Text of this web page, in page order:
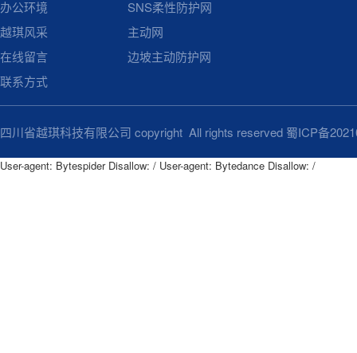
办公环境
越琪风采
在线留言
联系方式
SNS柔性防护网
主动网
边坡主动防护网
四川省越琪科技有限公司 copyright All rights reserved 蜀ICP备
User-agent: Bytespider
User-agent: Bytespider Disallow: / User-agent: Bytedance Disallow: /